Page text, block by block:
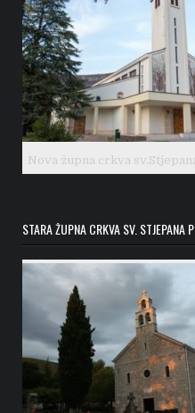
Nova župna crkva
STARA ŽUPNA CRKVA SV. STJEPANA